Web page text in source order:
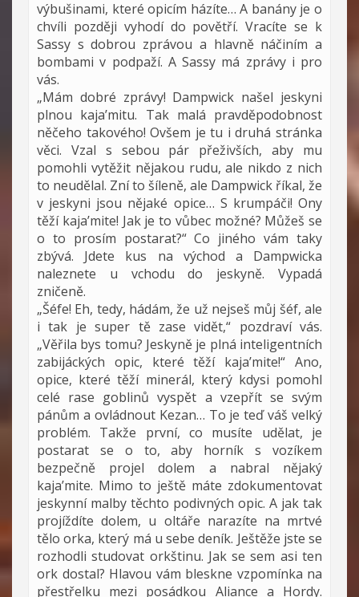
výbušinami, které opicím házíte… A banány je o
chvíli později vyhodí do povětří. Vracíte se k
Sassy s dobrou zprávou a hlavně náčiním a
bombami v podpaží. A Sassy má zprávy i pro
vás.
„Mám dobré zprávy! Dampwick našel jeskyni
plnou kaja’mitu. Tak malá pravděpodobnost
něčeho takového! Ovšem je tu i druhá stránka
věci. Vzal s sebou pár přeživších, aby mu
pomohli vytěžit nějakou rudu, ale nikdo z nich
to neudělal. Zní to šíleně, ale Dampwick říkal, že
v jeskyni jsou nějaké opice… S krumpáči! Ony
těží kaja’mite! Jak je to vůbec možné? Můžeš se
o to prosím postarat?“ Co jiného vám taky
zbývá. Jdete kus na východ a Dampwicka
naleznete u vchodu do jeskyně. Vypadá
zničeně.
„Šéfe! Eh, tedy, hádám, že už nejseš můj šéf, ale
i tak je super tě zase vidět,“ pozdraví vás.
„Věřila bys tomu? Jeskyně je plná inteligentních
zabijáckých opic, které těží kaja’mite!“ Ano,
opice, které těží minerál, který kdysi pomohl
celé rase goblinů vyspět a vzepřít se svým
pánům a ovládnout Kezan… To je teď váš velký
problém. Takže první, co musíte udělat, je
postarat se o to, aby horník s vozíkem
bezpečně projel dolem a nabral nějaký
kaja’mite. Mimo to ještě máte zdokumentovat
jeskynní malby těchto podivných opic. A jak tak
projíždíte dolem, u oltáře narazíte na mrtvé
tělo orka, který má u sebe deník. Ještěže jste se
rozhodli studovat orkštinu. Jak se sem asi ten
ork dostal? Hlavou vám bleskne vzpomínka na
přestřelku mezi posádkou Aliance a Hordy.